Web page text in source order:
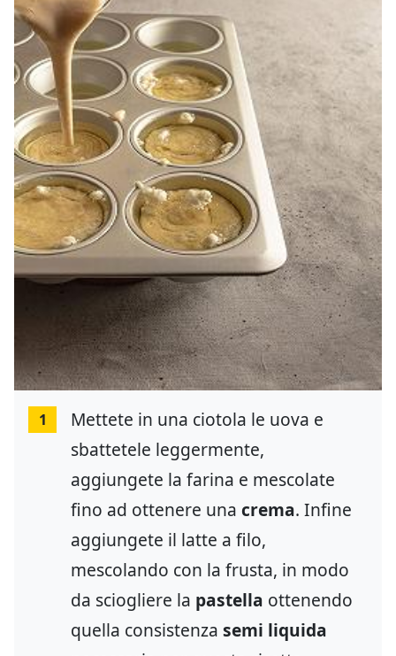
1
Mettete in una ciotola le uova e
sbattetele leggermente,
aggiungete la farina e mescolate
fino ad ottenere una crema. Infine
aggiungete il latte a filo,
mescolando con la frusta, in modo
da sciogliere la pastella ottenendo
quella consistenza semi liquida